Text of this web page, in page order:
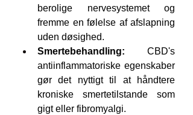
berolige nervesystemet og
fremme en følelse af afslapning
uden døsighed.
Smertebehandling: CBD's
antiinflammatoriske egenskaber
gør det nyttigt til at håndtere
kroniske smertetilstande som
gigt eller fibromyalgi.